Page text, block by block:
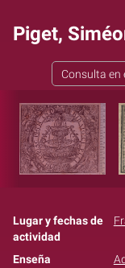
Piget,
Consulta en
Lugar y fechas de
actividad
Enseña